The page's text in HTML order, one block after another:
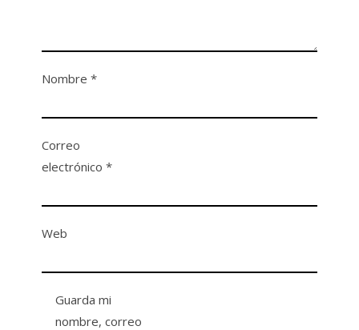
Nombre*
Correo
electrónico*
Web
Guarda mi
nombre, correo